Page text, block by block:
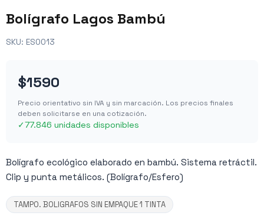
Bolígrafo Lagos Bambú
SKU: ES0013
$1590
Precio orientativo sin IVA y sin marcación. Los precios finales
deben solicitarse en una cotización.
✓77.846 unidades disponibles
Bolígrafo ecológico elaborado en bambú. Sistema retráctil.
Clip y punta metálicos. (Bolígrafo/Esfero)
TAMPO. BOLIGRAFOS SIN EMPAQUE 1 TINTA